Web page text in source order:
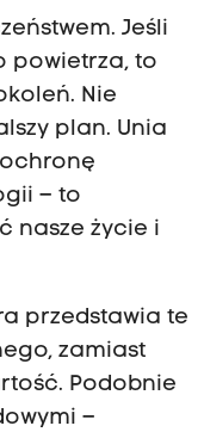
Jeśli
powietrza, to
Nie
plan. Unia
– to
nasze życie i
przedstawia te
zamiast
Podobnie
–